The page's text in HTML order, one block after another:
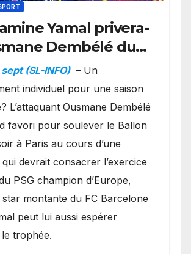
Yamal privera-
Dembélé du
?
(SL-INFO) – Un
individuel pour une saison
L’attaquant Ousmane Dembélé
favori pour soulever le Ballon
à Paris au cours d’une
devrait consacrer l’exercice
PSG champion d’Europe,
star montante du FC Barcelone
peut lui aussi espérer
trophée.